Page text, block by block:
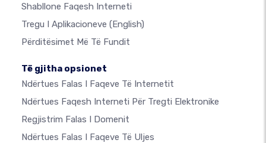
Shabllone Faqesh Interneti
Tregu I Aplikacioneve (English)
Përditësimet Më Të Fundit
Të gjitha opsionet
Ndërtues Falas I Faqeve Të Internetit
Ndërtues Faqesh Interneti Për Tregti Elektronike
Regjistrim Falas I Domenit
Ndërtues Falas I Faqeve Të Uljes